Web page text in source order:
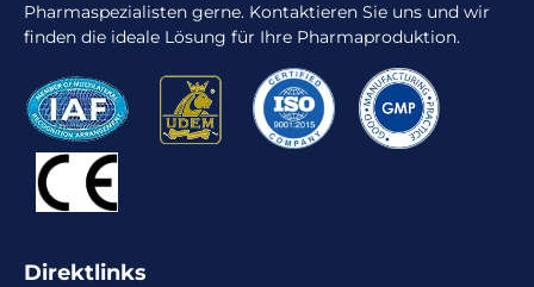
Pharmaspezialisten gerne. Kontaktieren Sie uns und wir
finden die ideale Lösung für Ihre Pharmaproduktion.
Direktlinks